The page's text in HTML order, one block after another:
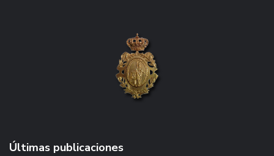
Últimas publicaciones